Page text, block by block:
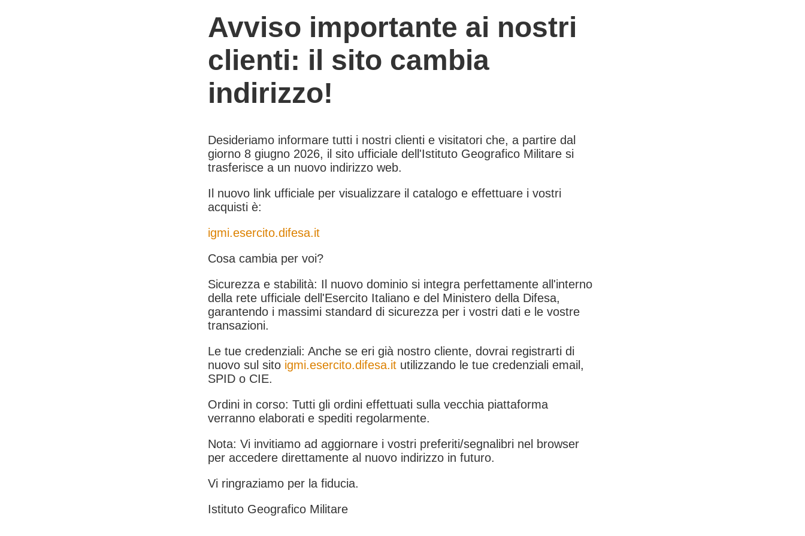
Avviso importante ai nostri
clienti: il sito cambia
indirizzo!
Desideriamo informare tutti i nostri clienti e visitatori che, a partire dal
giorno 8 giugno 2026, il sito ufficiale dell'Istituto Geografico Militare si
trasferisce a un nuovo indirizzo web.
Il nuovo link ufficiale per visualizzare il catalogo e effettuare i vostri
acquisti è:
igmi.esercito.difesa.it
Cosa cambia per voi?
Sicurezza e stabilità: Il nuovo dominio si integra perfettamente all'interno
della rete ufficiale dell'Esercito Italiano e del Ministero della Difesa,
garantendo i massimi standard di sicurezza per i vostri dati e le vostre
transazioni.
Le tue credenziali: Anche se eri già nostro cliente, dovrai registrarti di
nuovo sul sito igmi.esercito.difesa.it utilizzando le tue credenziali email,
SPID o CIE.
Ordini in corso: Tutti gli ordini effettuati sulla vecchia piattaforma
verranno elaborati e spediti regolarmente.
Nota: Vi invitiamo ad aggiornare i vostri preferiti/segnalibri nel browser
per accedere direttamente al nuovo indirizzo in futuro.
Vi ringraziamo per la fiducia.
Istituto Geografico Militare